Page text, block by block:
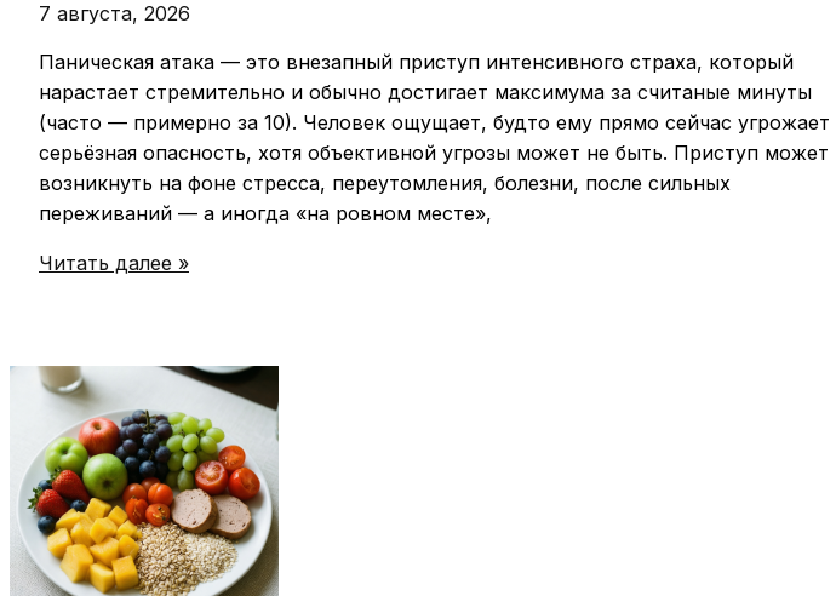
7 августа, 2026
Паническая атака — это внезапный приступ интенсивного страха, который
нарастает стремительно и обычно достигает максимума за считаные минуты
(часто — примерно за 10). Человек ощущает, будто ему прямо сейчас угрожает
серьёзная опасность, хотя объективной угрозы может не быть. Приступ может
возникнуть на фоне стресса, переутомления, болезни, после сильных
переживаний — а иногда «на ровном месте»,
Паническая
и
алгоритм
действий
во
время
приступа
Читать далее »